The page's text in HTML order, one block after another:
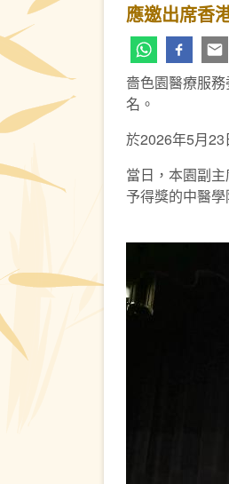
應邀出席香
嗇色園醫療服
名。
於2026年5月
當日，本園副
予得獎的中醫